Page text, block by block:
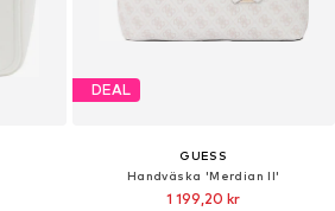
DEAL
GUESS
Handväska 'Merdian II'
1 199,20 kr